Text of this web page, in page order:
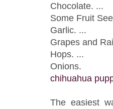
Chocolate. ...
Some Fruit
Garlic. ...
Grapes and
Hops. ...
Onions.
chihuahua
The easiest